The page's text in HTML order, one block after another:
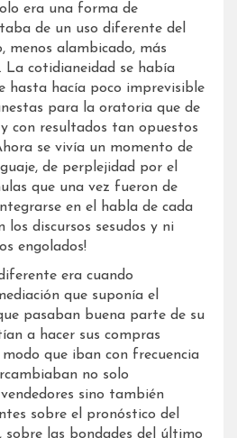
era una forma de
de un uso diferente del
menos alambicado, más
La cotidianeidad se había
hasta hacía poco imprevisible
para la oratoria que de
con resultados tan opuestos
se vivía un momento de
de perplejidad por el
que una vez fueron de
en el habla de cada
los discursos sesudos y ni
engolados!
era cuando
que suponía el
pasaban buena parte de su
a hacer sus compras
que iban con frecuencia
no solo
sino también
sobre el pronóstico del
sobre las bondades del último